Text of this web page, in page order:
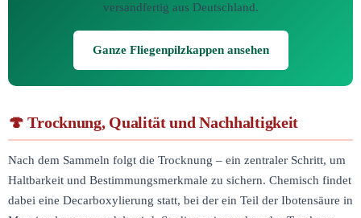
versandfertig aus Deutschland.
Ganze Fliegenpilzkappen ansehen
Trocknung, Qualität und Nachhaltigkeit
Nach dem Sammeln folgt die Trocknung – ein zentraler Schritt, um
Haltbarkeit und Bestimmungsmerkmale zu sichern. Chemisch findet
dabei eine Decarboxylierung statt, bei der ein Teil der Ibotensäure in